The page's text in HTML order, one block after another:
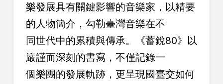
樂發展具有關鍵影響的音樂家，以精要
的人物簡介，勾勒臺灣音樂在不
同世代中的累積與傳承。《蓄銳80》以
嚴謹而深刻的書寫，不僅記錄一
個樂團的發展軌跡，更呈現國臺交如何